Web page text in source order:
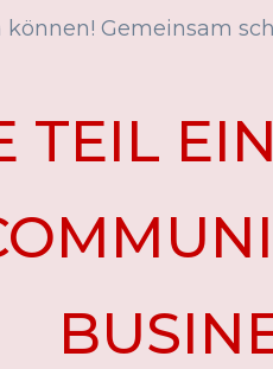
können! Gemeinsam
TEIL